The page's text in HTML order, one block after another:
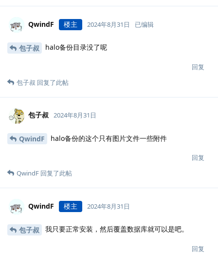
QwindF 楼主 2024年8月31日 已编辑
包子叔 halo备份目录没了呢
回复
包子叔 回复了此帖
包子叔 2024年8月31日
QwindF halo备份的这个只有图片文件一些附件
回复
QwindF 回复了此帖
QwindF 楼主 2024年8月31日
包子叔 我只要正常安装，然后覆盖数据库就可以是吧。
回复